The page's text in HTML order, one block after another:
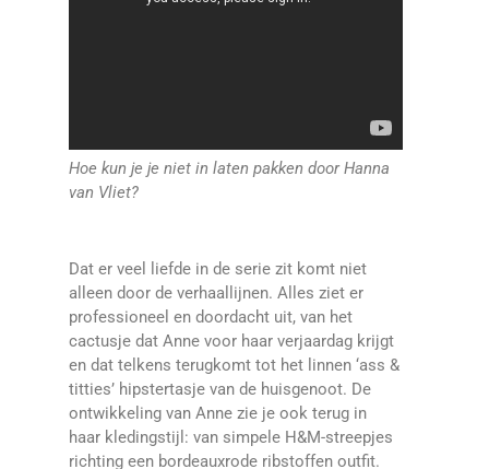
Hoe kun je je niet in laten pakken door Hanna
van Vliet?
Dat er veel liefde in de serie zit komt niet
alleen door de verhaallijnen. Alles ziet er
professioneel en doordacht uit, van het
cactusje dat Anne voor haar verjaardag krijgt
en dat telkens terugkomt tot het linnen ‘ass &
titties’ hipstertasje van de huisgenoot. De
ontwikkeling van Anne zie je ook terug in
haar kledingstijl: van simpele H&M-streepjes
richting een bordeauxrode ribstoffen outfit.